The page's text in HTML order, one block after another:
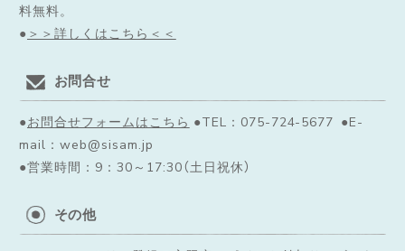
料無料。
● ＞＞詳しくはこちら＜＜
お問合せ
●お問合せフォームはこちら ●TEL：075-724-5677 ●E-
mail：web@sisam.jp
●営業時間：9：30～17:30（土日祝休）
その他